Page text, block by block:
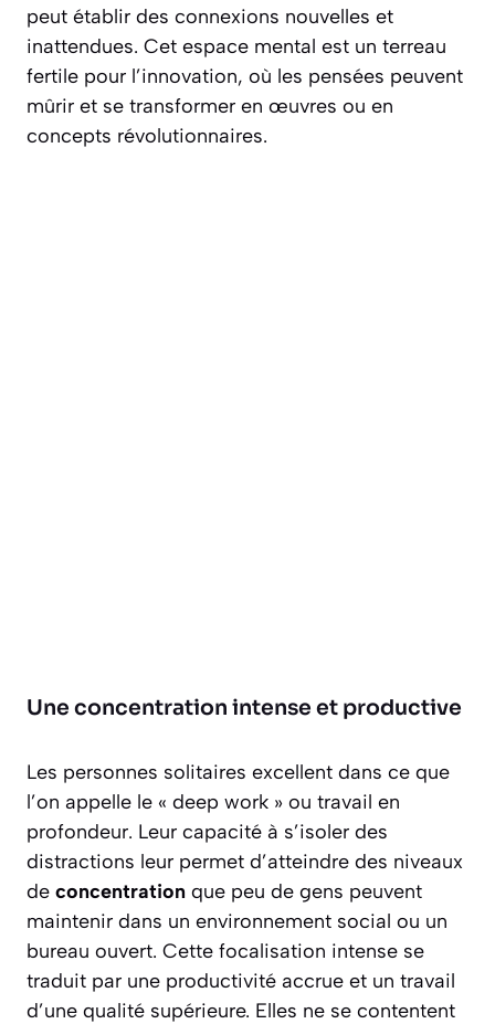
peut établir des connexions nouvelles et
inattendues. Cet espace mental est un terreau
fertile pour l’innovation, où les pensées peuvent
mûrir et se transformer en œuvres ou en
concepts révolutionnaires.
Une concentration intense et productive
Les personnes solitaires excellent dans ce que
l’on appelle le « deep work » ou travail en
profondeur. Leur capacité à s’isoler des
distractions leur permet d’atteindre des niveaux
de concentration que peu de gens peuvent
maintenir dans un environnement social ou un
bureau ouvert. Cette focalisation intense se
traduit par une productivité accrue et un travail
d’une qualité supérieure. Elles ne se contentent